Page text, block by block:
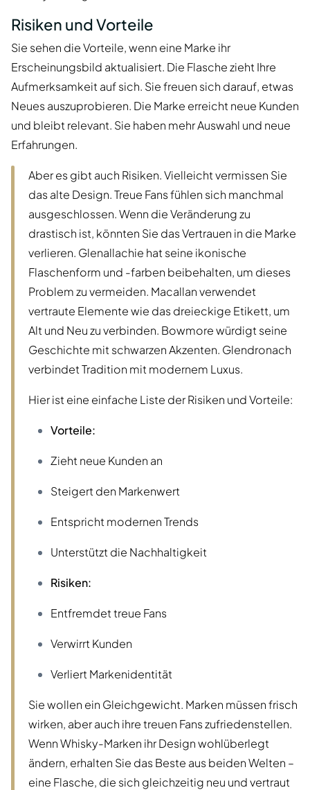
Risiken und Vorteile
Sie sehen die Vorteile, wenn eine Marke ihr
Erscheinungsbild aktualisiert. Die Flasche zieht Ihre
Aufmerksamkeit auf sich. Sie freuen sich darauf, etwas
Neues auszuprobieren. Die Marke erreicht neue Kunden
und bleibt relevant. Sie haben mehr Auswahl und neue
Erfahrungen.
Aber es gibt auch Risiken. Vielleicht vermissen Sie
das alte Design. Treue Fans fühlen sich manchmal
ausgeschlossen. Wenn die Veränderung zu
drastisch ist, könnten Sie das Vertrauen in die Marke
verlieren. Glenallachie hat seine ikonische
Flaschenform und -farben beibehalten, um dieses
Problem zu vermeiden. Macallan verwendet
vertraute Elemente wie das dreieckige Etikett, um
Alt und Neu zu verbinden. Bowmore würdigt seine
Geschichte mit schwarzen Akzenten. Glendronach
verbindet Tradition mit modernem Luxus.
Hier ist eine einfache Liste der Risiken und Vorteile:
Vorteile:
Zieht neue Kunden an
Steigert den Markenwert
Entspricht modernen Trends
Unterstützt die Nachhaltigkeit
Risiken:
Entfremdet treue Fans
Verwirrt Kunden
Verliert Markenidentität
Sie wollen ein Gleichgewicht. Marken müssen frisch
wirken, aber auch ihre treuen Fans zufriedenstellen.
Wenn Whisky-Marken ihr Design wohlüberlegt
ändern, erhalten Sie das Beste aus beiden Welten –
eine Flasche, die sich gleichzeitig neu und vertraut